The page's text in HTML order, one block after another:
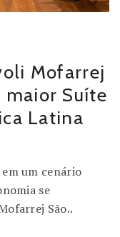
Mofarrej
maior Suíte
Latina
um cenário
se
São..